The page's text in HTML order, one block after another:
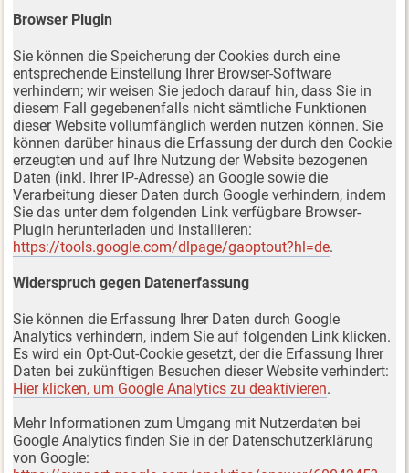
Browser Plugin
Sie können die Speicherung der Cookies durch eine
entsprechende Einstellung Ihrer Browser-Software
verhindern; wir weisen Sie jedoch darauf hin, dass Sie in
diesem Fall gegebenenfalls nicht sämtliche Funktionen
dieser Website vollumfänglich werden nutzen können. Sie
können darüber hinaus die Erfassung der durch den Cookie
erzeugten und auf Ihre Nutzung der Website bezogenen
Daten (inkl. Ihrer IP-Adresse) an Google sowie die
Verarbeitung dieser Daten durch Google verhindern, indem
Sie das unter dem folgenden Link verfügbare Browser-
Plugin herunterladen und installieren:
https://tools.google.com/dlpage/gaoptout?hl=de.
Widerspruch gegen Datenerfassung
Sie können die Erfassung Ihrer Daten durch Google
Analytics verhindern, indem Sie auf folgenden Link klicken.
Es wird ein Opt-Out-Cookie gesetzt, der die Erfassung Ihrer
Daten bei zukünftigen Besuchen dieser Website verhindert:
Hier klicken, um Google Analytics zu deaktivieren.
Mehr Informationen zum Umgang mit Nutzerdaten bei
Google Analytics finden Sie in der Datenschutzerklärung
von Google: